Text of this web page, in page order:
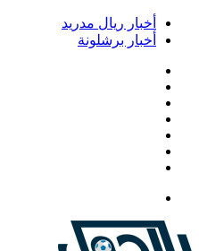
أخبار ريال مدريد
أخبار برشلونة